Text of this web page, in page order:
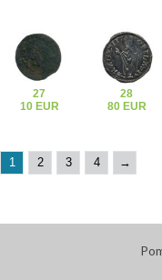
27
10 EUR
28
80 EUR
1 2 3 4 →